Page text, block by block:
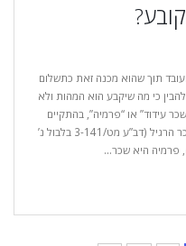
תוך שהוא מכנה זאת כתשלום
כי מה שיקבע הוא המהות ולא
עידוד” או “פרמיה”, בהתקיים
תנאים מסוימים, יהווה תוספת ולא חלק מהשכר הרגיל (דב”ע מט/3-141 בלבול נ’